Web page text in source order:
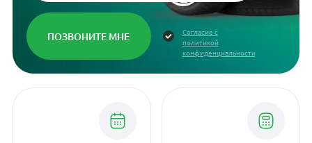
Согласие с
политикой
конфиденциальности